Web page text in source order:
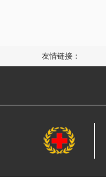
友情链接：